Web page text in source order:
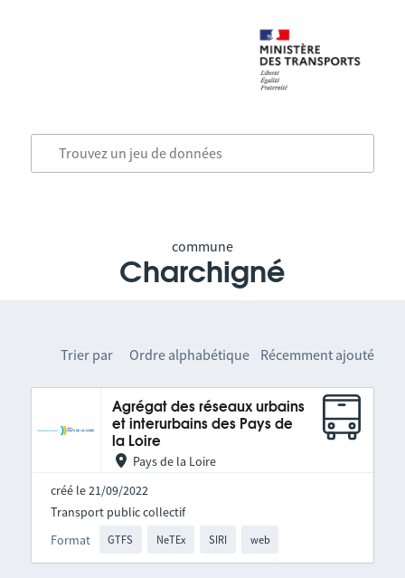
commune
Charchigné
Trier par Ordre alphabétique Récemment ajouté
Agrégat des réseaux urbains
et interurbains des Pays de
la Loire
Pays de la Loire
créé le 21/09/2022
Format GTFS NeTEx SIRI web
Transport public collectif